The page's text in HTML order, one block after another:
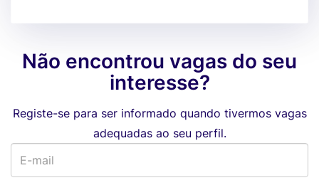
Não encontrou vagas do seu
interesse?
Registe-se para ser informado quando tivermos vagas
adequadas ao seu perfil.